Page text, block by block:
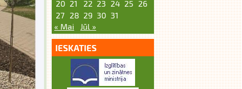
20 21 22 23 24 25 26
27 28 29 30 31
« Mai
Jūl »
IESKATIES